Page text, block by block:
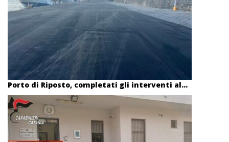
Porto di Riposto, completati gli interventi al...